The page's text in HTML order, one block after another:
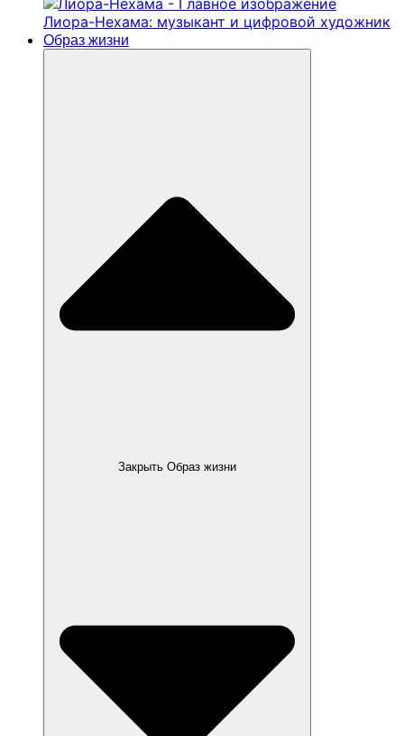
Лиора-Нехама: музыкант и цифровой художник
Образ жизни
Закрыть Образ жизни